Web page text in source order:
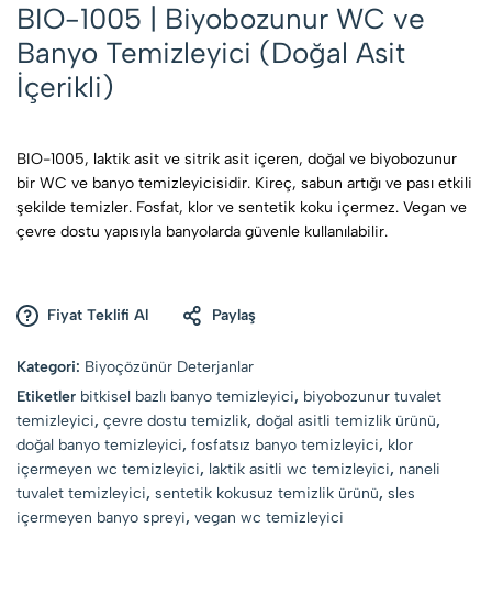
BIO-1005 | Biyobozunur WC ve
Banyo Temizleyici (Doğal Asit
İçerikli)
BIO-1005, laktik asit ve sitrik asit içeren, doğal ve biyobozunur
bir WC ve banyo temizleyicisidir. Kireç, sabun artığı ve pası etkili
şekilde temizler. Fosfat, klor ve sentetik koku içermez. Vegan ve
çevre dostu yapısıyla banyolarda güvenle kullanılabilir.
Fiyat Teklifi Al Paylaş
Kategori: Biyoçözünür Deterjanlar
Etiketler bitkisel bazlı banyo temizleyici, biyobozunur tuvalet
temizleyici, çevre dostu temizlik, doğal asitli temizlik ürünü,
doğal banyo temizleyici, fosfatsız banyo temizleyici, klor
içermeyen wc temizleyici, laktik asitli wc temizleyici, naneli
tuvalet temizleyici, sentetik kokusuz temizlik ürünü, sles
içermeyen banyo spreyi, vegan wc temizleyici